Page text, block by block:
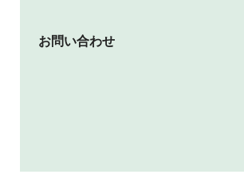
お問い合わせ